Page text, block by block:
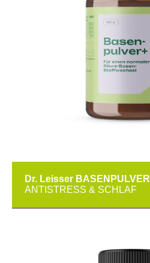
Dr. Leisser BASENPULVER
ANTISTRESS & SCHLAF